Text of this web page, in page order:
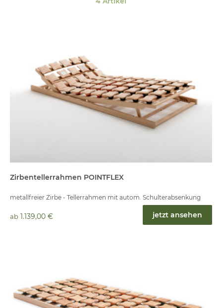
Zirbentellerrahmen POINTFLEX
metallfreier Zirbe - Tellerrahmen mit autom. Schulterabsenkung
ab 1.139,00 € jetzt ansehen